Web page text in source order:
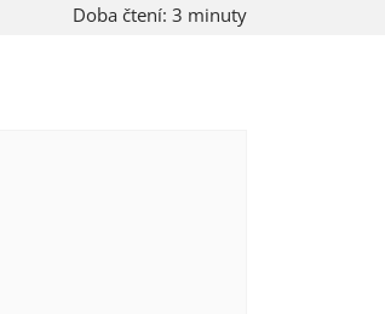
Doba čtení: 3 minuty